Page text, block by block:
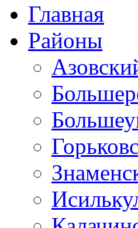
Главная
Районы